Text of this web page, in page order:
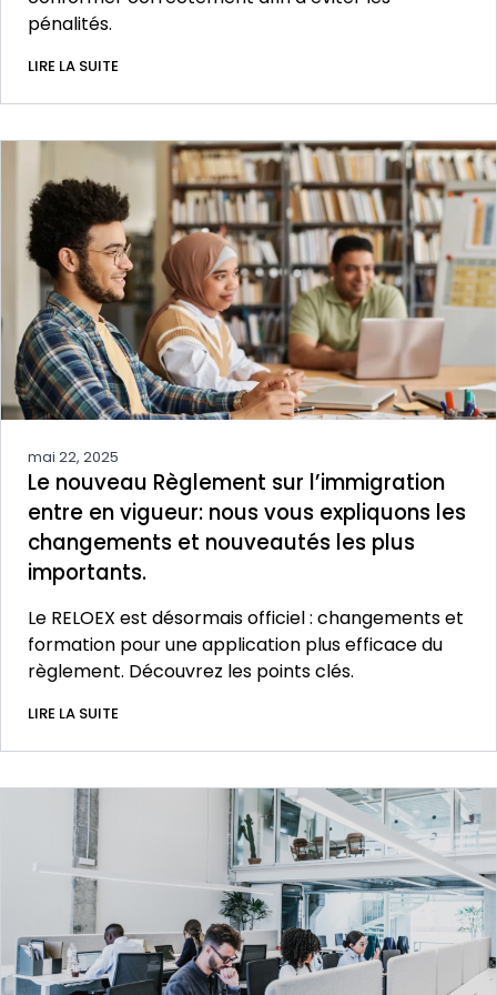
pénalités.
LIRE LA SUITE
mai 22, 2025
Le nouveau Règlement sur l’immigration
entre en vigueur: nous vous expliquons les
changements et nouveautés les plus
importants.
Le RELOEX est désormais officiel : changements et
formation pour une application plus efficace du
règlement. Découvrez les points clés.
LIRE LA SUITE